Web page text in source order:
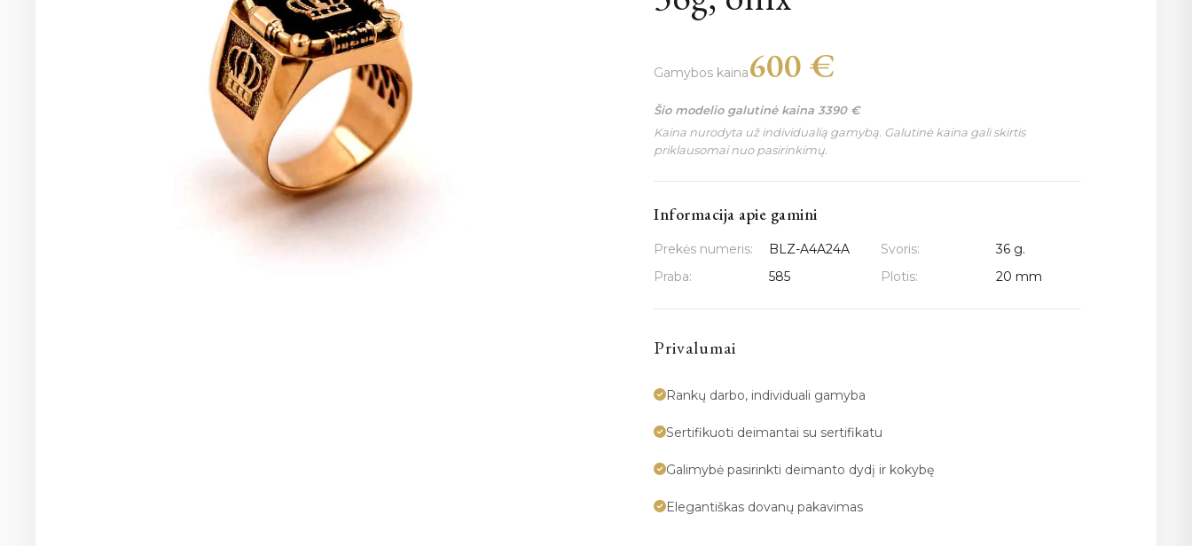
Gamybos kaina600 €
Šio modelio galutinė kaina 3390 €
Kaina nurodyta už individualią gamybą. Galutinė kaina gali skirtis
priklausomai nuo pasirinkimų.
Informacija apie gamini
Prekės numeris: BLZ-A4A24A Svoris:
36 g.
Praba:
585 Plotis: 20 mm
Privalumai
Rankų darbo, individuali gamyba
Sertifikuoti deimantai su sertifikatu
Galimybė pasirinkti deimanto dydį ir kokybę
Elegantiškas dovanų pakavimas